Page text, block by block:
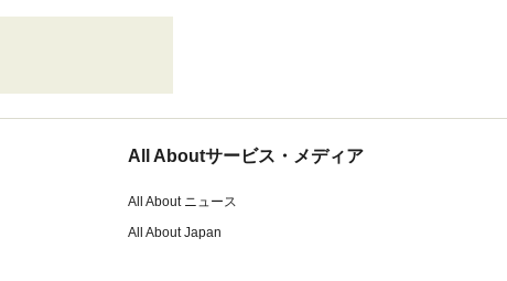
All Aboutサービス・メディア
All About ニュース
All About Japan